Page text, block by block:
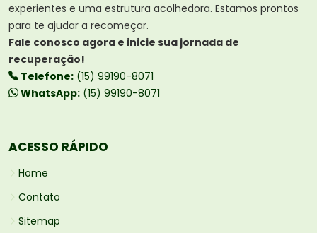
experientes e uma estrutura acolhedora. Estamos prontos
para te ajudar a recomeçar.
Fale conosco agora e inicie sua jornada de
recuperação!
Telefone: (15) 99190-8071
WhatsApp: (15) 99190-8071
ACESSO RÁPIDO
Home
Contato
Sitemap